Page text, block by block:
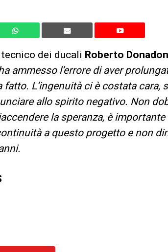
dei ducali Roberto
ammesso l’errore di aver
L’ingenuità ci è costata cara,
allo spirito negativo. Non
la speranza, è importante
a questo progetto e non